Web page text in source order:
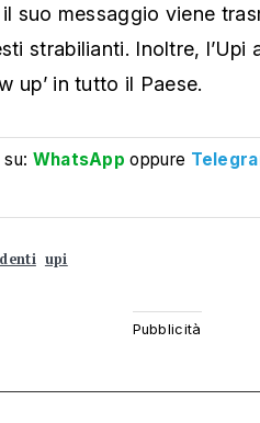
suo messaggio viene
strabilianti. Inoltre, l’Upi
up’ in tutto il Paese.
su: WhatsApp oppure
upi